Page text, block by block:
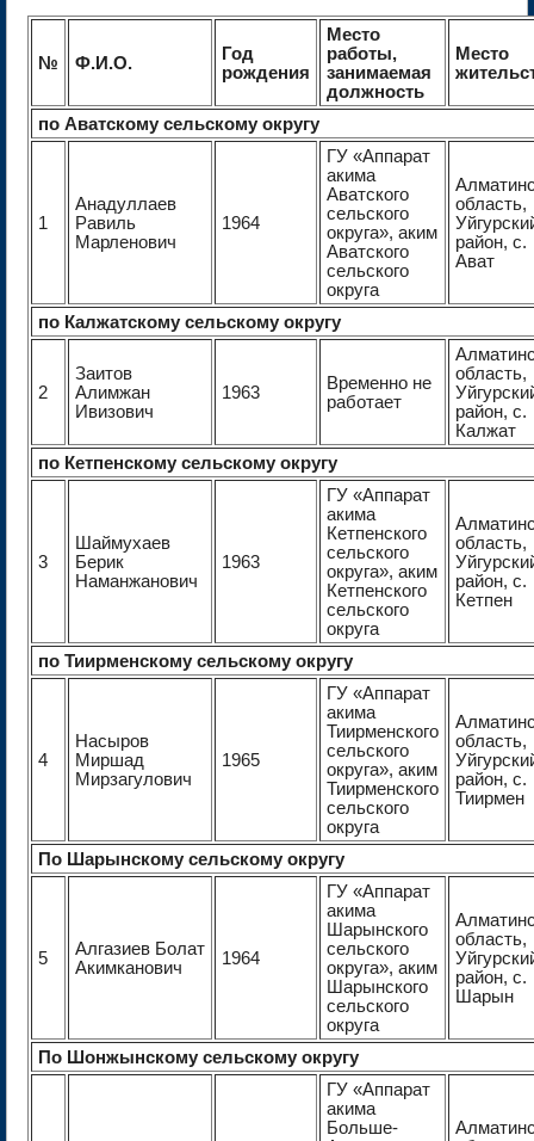
№ Ф.И.О.
Год
рождения
Место
работы,
занимаемая
должность
Место
по Аватскому сельскому округу
1
Анадуллаев
Равиль
Марленович
1964
ГУ «Аппарат
акима
Аватского
сельского
округа», аким
Аватского
сельского
округа
область,
район, с.
Ават
по Калжатскому сельскому округу
2
Заитов
Алимжан
Ивизович
1963
Временно не
работает
область,
район, с.
Калжат
по Кетпенскому сельскому округу
3
Шаймухаев
Берик
Наманжанович
1963
ГУ «Аппарат
акима
Кетпенского
сельского
округа», аким
Кетпенского
сельского
округа
область,
район, с.
Кетпен
по Тиирменскому сельскому округу
4
Насыров
Миршад
Мирзагулович
1965
ГУ «Аппарат
акима
Тиирменского
сельского
округа», аким
Тиирменского
сельского
округа
область,
район, с.
Тиирмен
По Шарынскому сельскому округу
5
Алгазиев Болат
Акимканович
1964
ГУ «Аппарат
акима
Шарынского
сельского
округа», аким
Шарынского
сельского
округа
область,
район, с.
Шарын
По Шонжынскому сельскому округу
ГУ «Аппарат
акима
Больше-